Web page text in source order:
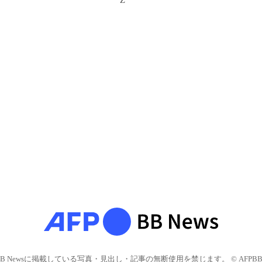
Newsに掲載している写真・見出し・記事の無断使用を禁じます。 © AFPBB